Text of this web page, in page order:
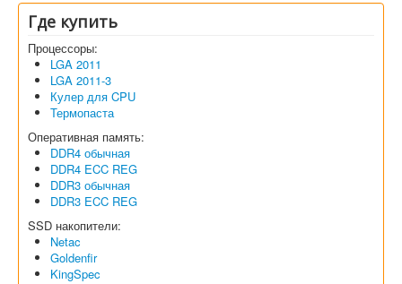
Где купить
Процессоры:
LGA 2011
LGA 2011-3
Кулер для CPU
Термопаста
Оперативная память:
DDR4 обычная
DDR4 ECC REG
DDR3 обычная
DDR3 ECC REG
SSD накопители:
Netac
Goldenfir
KingSpec